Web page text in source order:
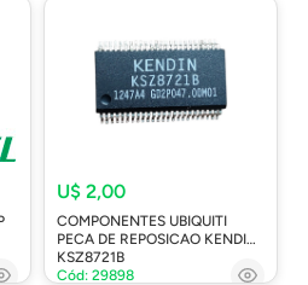
Ubiquiti
Tools
U$ 2,00
COMPONENTES UBIQUITI
PECA DE REPOSICAO KENDIN
KSZ8721B
Cód: 29898